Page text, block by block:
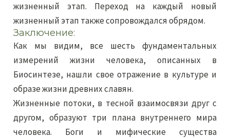
жизненный этап. Переход на каждый новый
жизненный этап также сопровождался обрядом.
Заключение:
Как мы видим, все шесть фундаментальных
измерений жизни человека, описанных в
Биосинтезе, нашли свое отражение в культуре и
образе жизни древних славян.
Жизненные потоки, в тесной взаимосвязи друг с
другом, образуют три плана внутреннего мира
человека. Боги и мифические существа